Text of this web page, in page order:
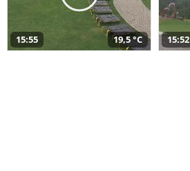
15:55 19,5 °C 15:52